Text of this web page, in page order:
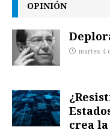
OPINIÓN
martes 4
crea la